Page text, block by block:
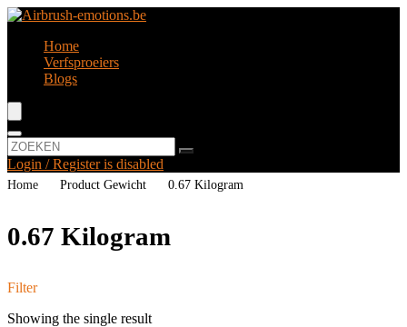
Home
Verfsproeiers
Blogs
Login / Register is disabled
Home Product Gewicht ‎0.67 Kilogram
‎0.67 Kilogram
Filter
Showing the single result